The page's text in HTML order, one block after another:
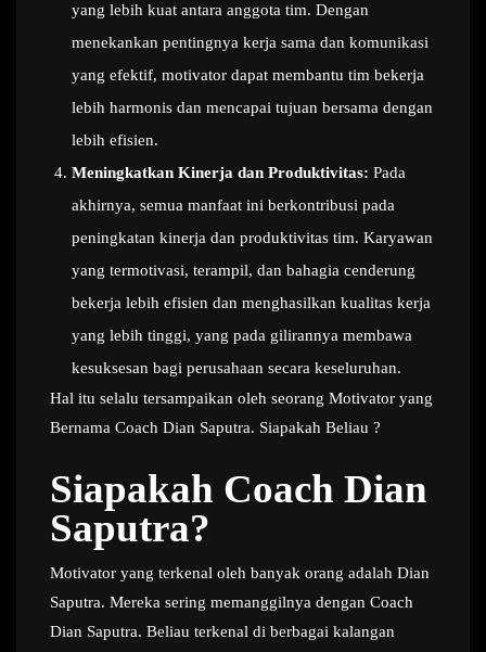
yang lebih kuat antara anggota tim. Dengan
menekankan pentingnya kerja sama dan komunikasi
yang efektif, motivator dapat membantu tim bekerja
lebih harmonis dan mencapai tujuan bersama dengan
lebih efisien.
Meningkatkan Kinerja dan Produktivitas: Pada
akhirnya, semua manfaat ini berkontribusi pada
peningkatan kinerja dan produktivitas tim. Karyawan
yang termotivasi, terampil, dan bahagia cenderung
bekerja lebih efisien dan menghasilkan kualitas kerja
yang lebih tinggi, yang pada gilirannya membawa
kesuksesan bagi perusahaan secara keseluruhan.
Hal itu selalu tersampaikan oleh seorang Motivator yang
Bernama Coach Dian Saputra. Siapakah Beliau ?
Siapakah Coach Dian
Saputra?
Motivator yang terkenal oleh banyak orang adalah Dian
Saputra. Mereka sering memanggilnya dengan Coach
Dian Saputra. Beliau terkenal di berbagai kalangan